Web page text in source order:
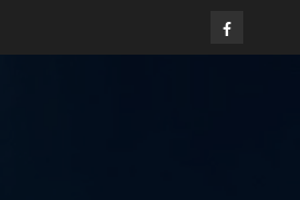
Facebook